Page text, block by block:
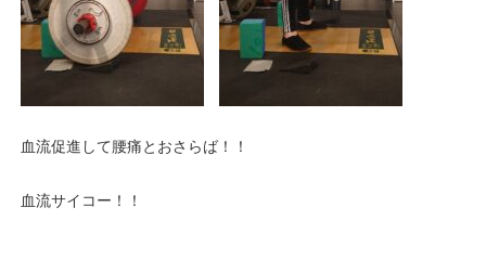
血流促進して腰痛とおさらば！！
血流サイコー！！